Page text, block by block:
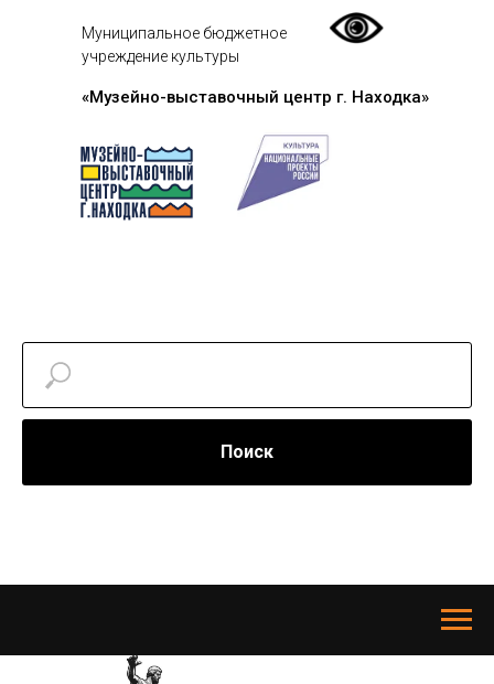
«Музейно-выставочный центр г. Находка»
Муниципальное бюджетное
учреждение культуры
Поиск